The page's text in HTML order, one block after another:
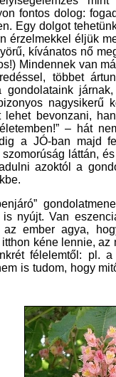
nagysikerű
lehet
történik az
fejjel, addig a JÓ-
megijed ennyi
megszabadulni